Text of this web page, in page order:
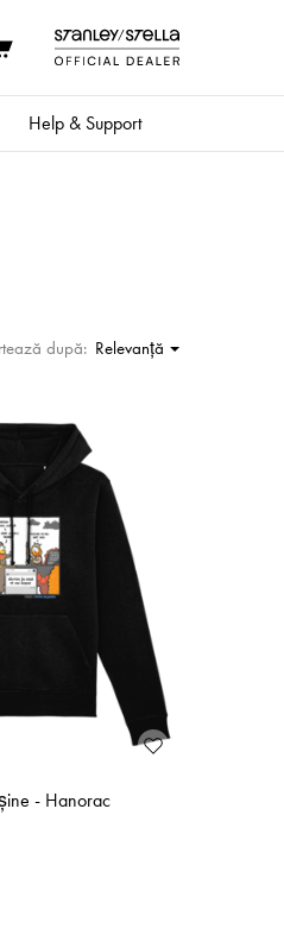
Help & Support
după: Relevanţă
- Hanorac